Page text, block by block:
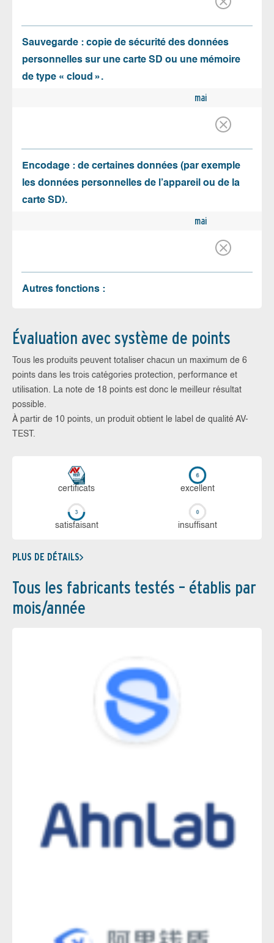
Sauvegarde : copie de sécurité des données
personnelles sur une carte SD ou une mémoire
de type « cloud ».
mai
Encodage : de certaines données (par exemple
les données personnelles de l’appareil ou de la
carte SD).
mai
Autres fonctions :
Évaluation avec système de points
Tous les produits peuvent totaliser chacun un maximum de 6
points dans les trois catégories protection, performance et
utilisation. La note de 18 points est donc le meilleur résultat
possible.
À partir de 10 points, un produit obtient le label de qualité AV-
TEST.
certi­ficats ex­cellent
sa­tis­fai­sant in­suf­fi­sant
PLUS DE DÉTAILS
Tous les fabricants testés – établis par
mois/année